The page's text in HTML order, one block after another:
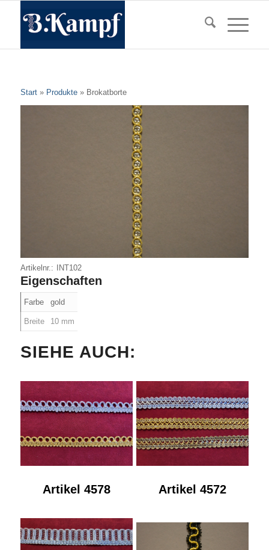
Start» Produkte» Brokatborte
Artikelnr.: INT102
Eigenschaften
Farbe gold
Breite 10 mm
SIEHE AUCH:
Artikel 4578 Artikel 4572